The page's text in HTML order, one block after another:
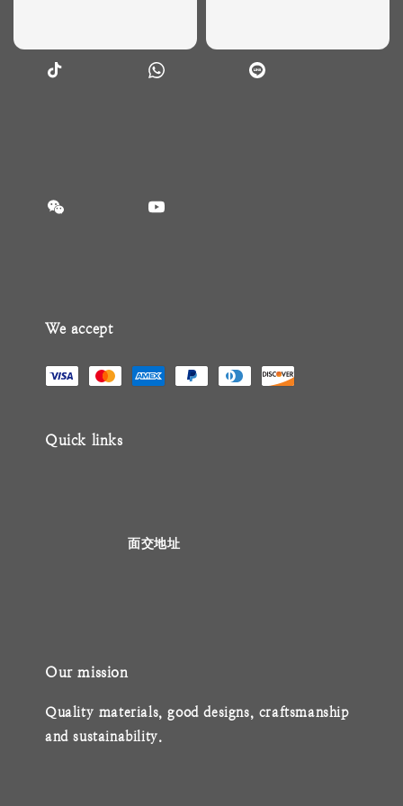
We accept
Quick links
Our mission
Quality materials, good designs, craftsmanship
and sustainability.